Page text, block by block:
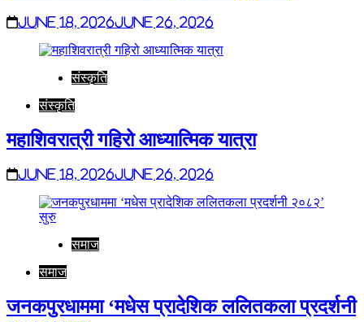
June 18, 2026June 26, 2026
संस्कृति
संस्कृति
महाशिवरात्री गहिरो आध्यात्मिक यात्रा
June 18, 2026June 26, 2026
समाज
समाज
जनकपुरधाममा ‘मधेस प्रादेशिक ललितकला प्रदर्शनी